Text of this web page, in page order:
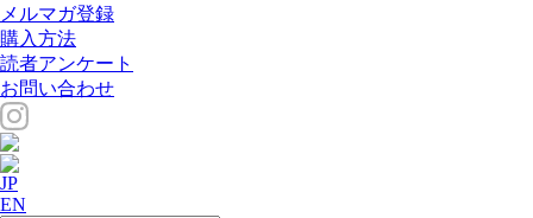
メルマガ登録
購入方法
読者アンケート
お問い合わせ
JP
EN